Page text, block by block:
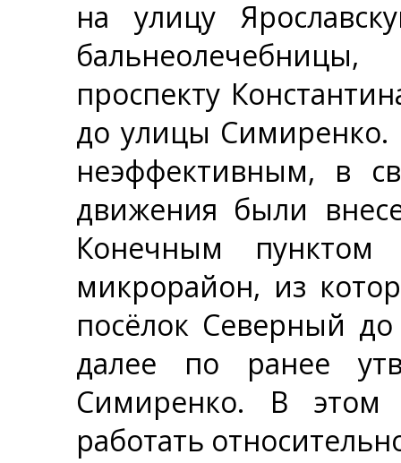
на улицу
проспекту
до улицы Симиренко.
неэффективным, в
движения были
Конечным
микрорайон, из
посёлок Северный до
далее по ранее
Симиренко. В этом
работать